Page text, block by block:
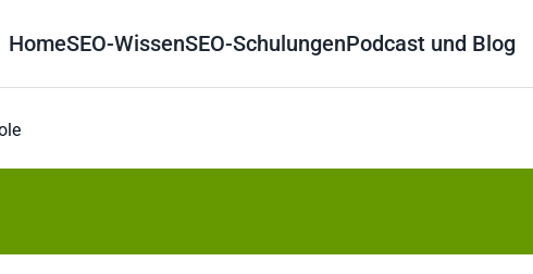
HomeSEO-WissenSEO-SchulungenPodcast und Blog